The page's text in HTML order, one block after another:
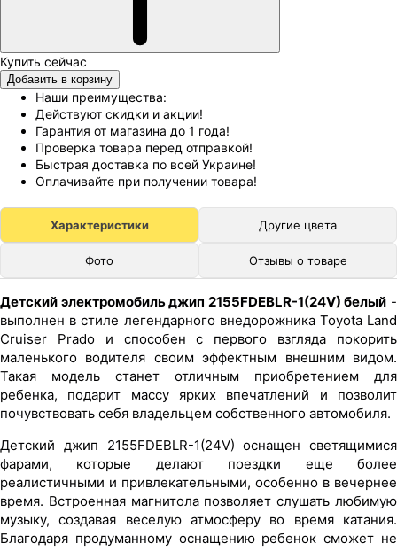
Добавить в корзину
Наши преимущества:
Действуют скидки и акции!
Гарантия от магазина до 1 года!
Проверка товара перед отправкой!
Быстрая доставка по всей Украине!
Оплачивайте при получении товара!
Характеристики Другие цвета
Фото Отзывы о товаре
Детский электромобиль джип 2155FDEBLR-1(24V) белый -
выполнен в стиле легендарного внедорожника Toyota Land
Cruiser Prado и способен с первого взгляда покорить
маленького водителя своим эффектным внешним видом.
Такая модель станет отличным приобретением для
ребенка, подарит массу ярких впечатлений и позволит
почувствовать себя владельцем собственного автомобиля.
Детский джип 2155FDEBLR-1(24V) оснащен светящимися
фарами, которые делают поездки еще более
реалистичными и привлекательными, особенно в вечернее
время. Встроенная магнитола позволяет слушать любимую
музыку, создавая веселую атмосферу во время катания.
Благодаря продуманному оснащению ребенок сможет не